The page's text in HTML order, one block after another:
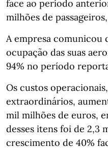
face ao período
milhões de
A empresa comunicou
ocupação das suas
94% no período
Os custos
extraordinários,
mil milhões de euros,
desses itens foi de 2,3
crescimento de 40%